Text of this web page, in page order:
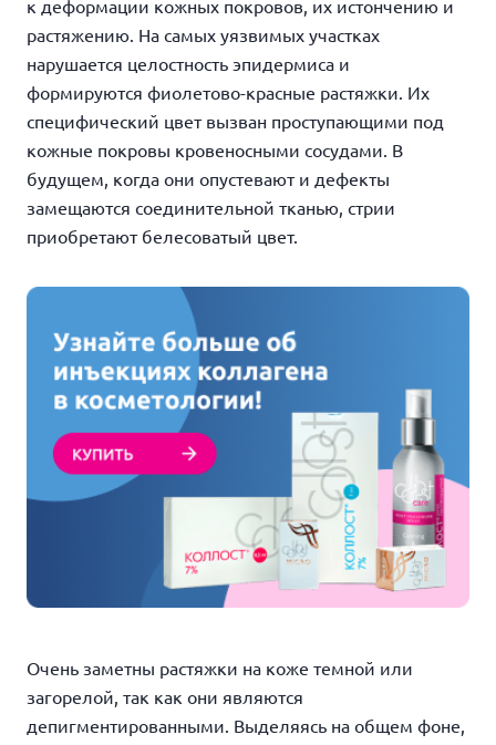
к деформации кожных покровов, их истончению и
растяжению. На самых уязвимых участках
нарушается целостность эпидермиса и
формируются фиолетово-красные растяжки. Их
специфический цвет вызван проступающими под
кожные покровы кровеносными сосудами. В
будущем, когда они опустевают и дефекты
замещаются соединительной тканью, стрии
приобретают белесоватый цвет.
Очень заметны растяжки на коже темной или
загорелой, так как они являются
депигментированными. Выделяясь на общем фоне,